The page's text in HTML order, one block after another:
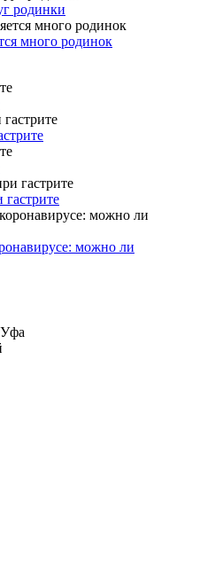
родинки
много родинок
гастрите
можно ли
Уфа